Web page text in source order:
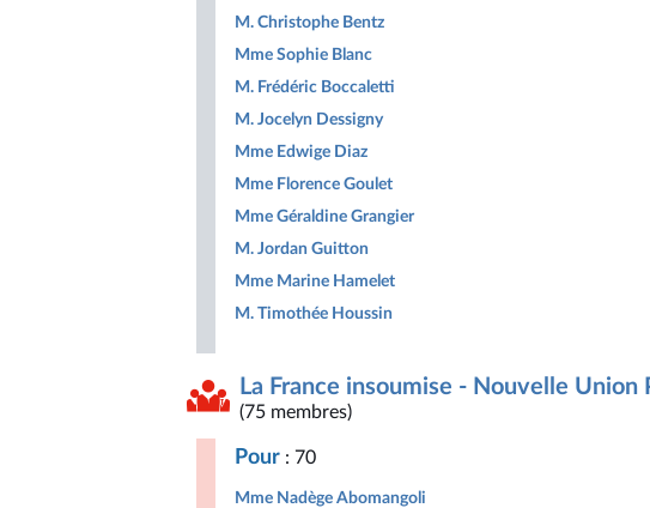
M. Christophe Bentz
Mme Sophie Blanc
M. Frédéric Boccaletti
M. Jocelyn Dessigny
Mme Edwige Diaz
Mme Florence Goulet
Mme Géraldine Grangier
M. Jordan Guitton
Mme Marine Hamelet
M. Timothée Houssin
La France insoumise - Nouvelle
(75 membres)
Pour : 70
Mme Nadège Abomangoli